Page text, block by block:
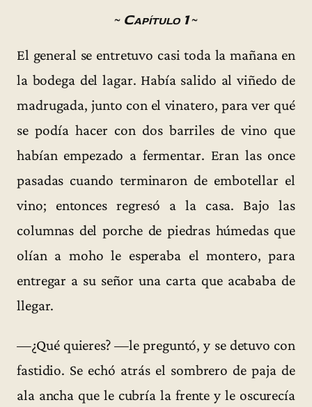
~ Capítulo 1~
El general se entretuvo casi toda la mañana en
la bodega del lagar. Había salido al viñedo de
madrugada, junto con el vinatero, para ver qué
se podía hacer con dos barriles de vino que
habían empezado a fermentar. Eran las once
pasadas cuando terminaron de embotellar el
vino; entonces regresó a la casa. Bajo las
columnas del porche de piedras húmedas que
olían a moho le esperaba el montero, para
entregar a su señor una carta que acababa de
llegar.
—¿Qué quieres? —le preguntó, y se detuvo con
fastidio. Se echó atrás el sombrero de paja de
ala ancha que le cubría la frente y le oscurecía